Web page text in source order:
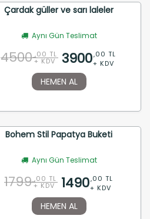
Çardak güller ve sarı laleler
Aynı Gün Teslimat
4500 ,00 TL
+ KDV 3900,00 TL
+ KDV
HEMEN AL
Bohem Stil Papatya Buketi
Aynı Gün Teslimat
1799 ,00 TL
+ KDV 1490,00 TL
+ KDV
HEMEN AL